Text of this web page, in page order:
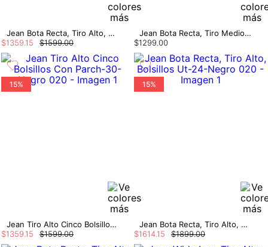
Jean Bota Recta, Tiro Alto, Cinco Bolsil
$1599.00
$135915
Jean Bota Recta, Tiro Medio, Bolsillos U
$1299.00
15%
Jean Tiro Alto Cinco Bolsillos Con Parch
$1599.00
$135915
15%
Jean Bota Recta, Tiro Alto, Bolsillos Ut
$1899.00
$161415